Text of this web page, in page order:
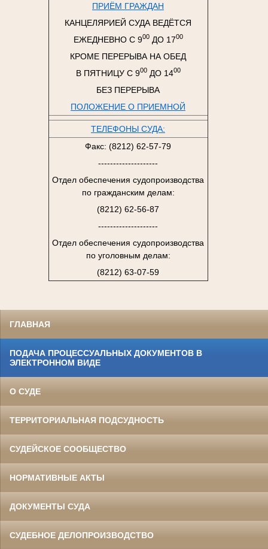
ПРИЁМ ГРАЖДАН
КАНЦЕЛЯРИЕЙ СУДА ВЕДЁТСЯ
ЕЖЕДНЕВНО С 900ДО 1700
КРОМЕ ПЕРЕРЫВА НА ОБЕД
В ПЯТНИЦУ С 900ДО 1400
БЕЗ ПЕРЕРЫВА
ПОЛОЖЕНИЕ О ПРИЕМНОЙ
ТЕЛЕФОНЫ СУДА:
Факс: (8212) 62-57-79
--------------------
Отдел обеспечения судопроизводства
по гражданским делам:
(8212) 62-56-87
--------------------
Отдел обеспечения судопроизводства
по уголовным делам:
(8212) 63-07-59
ГЛАВНАЯ
ПОДАЧА ПРОЦЕССУАЛЬНЫХ ДОКУМЕНТОВ В
ЭЛЕКТРОННОМ ВИДЕ
О СУДЕ
ТЕРРИТОРИАЛЬНАЯ ПОДСУДНОСТЬ
СУДЕЙСКОЕ СООБЩЕСТВО
НОРМАТИВНЫЕ АКТЫ
ДОКУМЕНТЫ СУДА
СУДЕБНОЕ ДЕЛОПРОИЗВОДСТВО